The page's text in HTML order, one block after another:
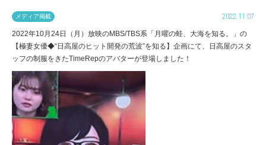
メディア掲載 2022.11.07
2022年10月24日（月）放映のMBS/TBS系「月曜の蛙、大海を知る。」の
【極妻女優◆“日高屋のヒット開発の荒波”を知る】企画にて、日高屋のスタ
ッフの制服をきたTimeRepのアバターが登場しました！